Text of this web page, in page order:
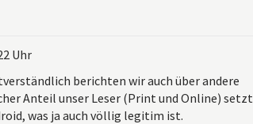
Uhr
berichten wir auch über andere
Anteil unser Leser (Print und Online) setzt
was ja auch völlig legitim ist.